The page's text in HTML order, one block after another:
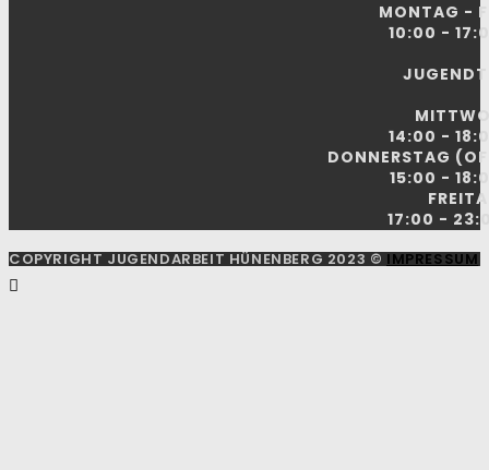
MONTAG -
10:00 -
14:00 -
DONNERSTAG
15:00 -
17:00 -
COPYRIGHT JUGENDARBEIT HÜNENBERG 2023 ©IMPRESSUM